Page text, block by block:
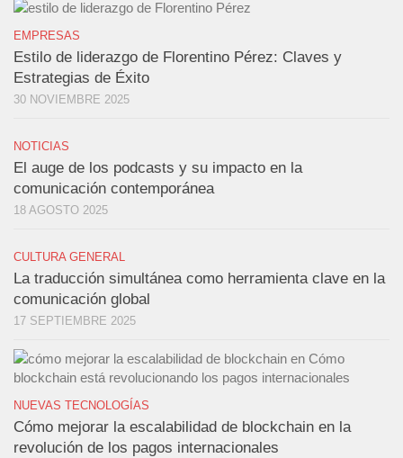
EMPRESAS
Estilo de liderazgo de Florentino Pérez: Claves y
Estrategias de Éxito
30 NOVIEMBRE 2025
NOTICIAS
El auge de los podcasts y su impacto en la
comunicación contemporánea
18 AGOSTO 2025
CULTURA GENERAL
La traducción simultánea como herramienta clave en la
comunicación global
17 SEPTIEMBRE 2025
NUEVAS TECNOLOGÍAS
Cómo mejorar la escalabilidad de blockchain en la
revolución de los pagos internacionales